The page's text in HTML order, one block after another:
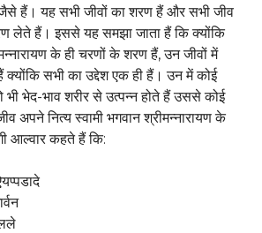
हैं। यह सभी जीवों का शरण हैं और सभी जीव
लेते हैं। इससे यह समझा जाता हैं कि क्योंकि
के ही चरणों के शरण हैं, उन जीवों में
क्योंकि सभी का उद्देश एक ही हैं। उन में कोई
भेद-भाव शरीर से उत्पन्न होते हैं उससे कोई
अपने नित्य स्वामी भगवान श्रीमन्नारायण के
आल्वार कहते हैं कि: